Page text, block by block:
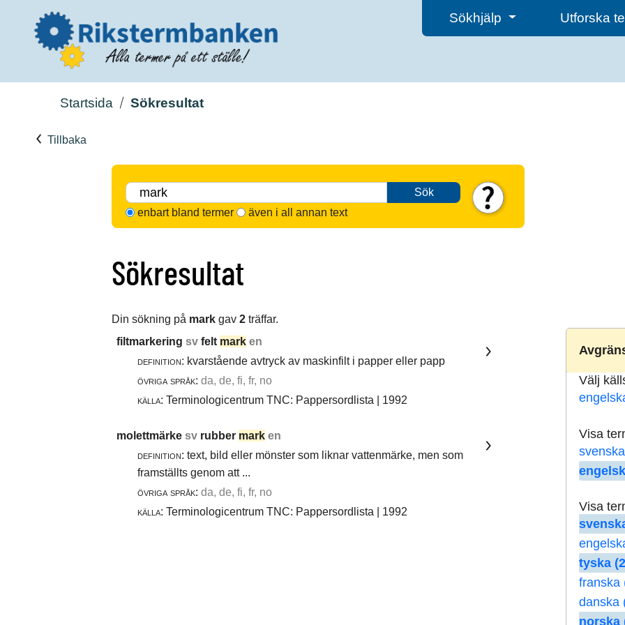
Sökhjälp Utforska
Startsida Sökresultat
Tillbaka
Sök
enbart bland termer
även i all annan text
Sökresultat
Din sökning på mark gav 2 träffar.
Välj
Visa
Visa
tyska
franska
danska
norska
filtmarkering sv felt mark en
definition: kvarstående avtryck av maskinfilt i papper eller papp
övriga språk: da, de, fi, fr, no
källa: Terminologicentrum TNC: Pappersordlista | 1992
molettmärke sv rubber mark en
definition: text, bild eller mönster som liknar vattenmärke, men som
framställts genom att ...
övriga språk: da, de, fi, fr, no
källa: Terminologicentrum TNC: Pappersordlista | 1992